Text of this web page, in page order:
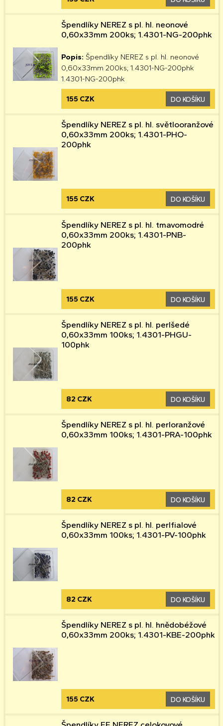
Špendlíky NEREZ s pl. hl. neonové
0,60x33mm 200ks; 1.4301-NG-200phk
Popis: Špendlíky NEREZ s pl. hl. neonové
0,60x33mm 200ks; 1.4301-NG-200phk
1.4301-NG-200phk
155 CZK DO KOŠÍKU
Špendlíky NEREZ s pl. hl. světlooranžové
0,60x33mm 200ks; 1.4301-PHO-
200phk
155 CZK DO KOŠÍKU
Špendlíky NEREZ s pl. hl. tmavomodré
0,60x33mm 200ks; 1.4301-PNB-
200phk
155 CZK DO KOŠÍKU
Špendlíky NEREZ s pl. hl. perlšedé
0,60x33mm 100ks; 1.4301-PHGU-
100phk
82 CZK DO KOŠÍKU
Špendlíky NEREZ s pl. hl. perloranžové
0,60x33mm 100ks; 1.4301-PRA-100phk
82 CZK DO KOŠÍKU
Špendlíky NEREZ s pl. hl. perlfialové
0,60x33mm 100ks; 1.4301-PV-100phk
82 CZK DO KOŠÍKU
Špendlíky NEREZ s pl. hl. hnědobéžové
0,60x33mm 200ks; 1.4301-KBE-200phk
155 CZK DO KOŠÍKU